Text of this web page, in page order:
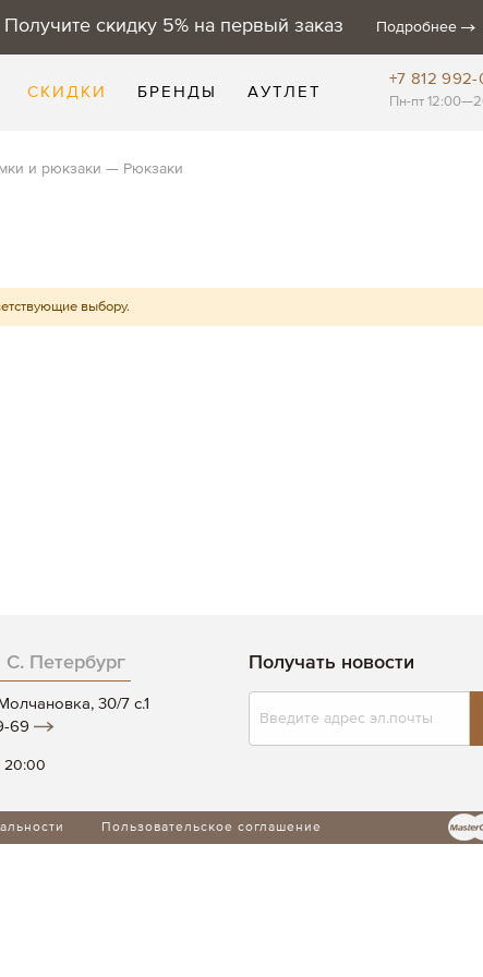
Получите скидку 5% на первый заказ Подробнее
СКИДКИ БРЕНДЫ АУТЛЕТ
+7 812 992-
Пн-пт
и рюкзаки Рюкзаки
выбору.
С. Петербург
30/7 c.1
69
20:00
Получать новости
Подписаться
на
Пользовательское соглашение